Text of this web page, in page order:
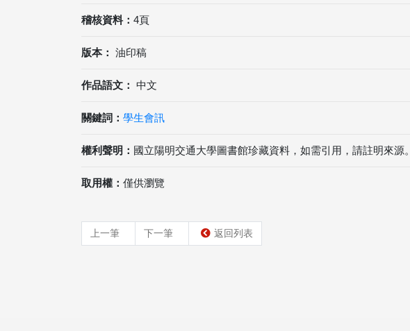
稽核資料： 4頁
版本： 油印稿
作品語文： 中文
關鍵詞： 學生會訊
權利聲明： 國立陽明交通大學圖書館珍藏資料，如需引用，請註明來源。
取用權： 僅供瀏覽
上一筆 下一筆 返回列表